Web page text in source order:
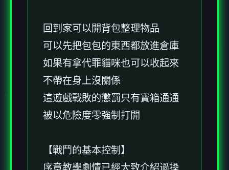
回到家可以開背包整理物品
可以先把包包的東西都放進倉庫
如果有拿代罪貓咪也可以收起來
不帶在身上沒關係
這遊戲戰敗的懲罰只有寶箱通通
被以危險度零強制打開
【戰鬥的基本控制】
序章教學劇情已經大致介紹過操